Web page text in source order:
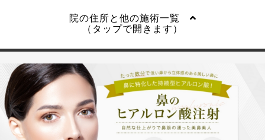
院の住所と他の施術一覧
（タップで開きます）